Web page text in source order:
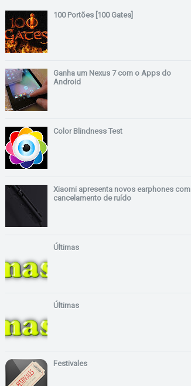
100 Portões [100 Gates]
Ganha um Nexus 7 com o Apps do
Android
Color Blindness Test
Xiaomi apresenta novos earphones com
cancelamento de ruído
Últimas
Últimas
Festivales